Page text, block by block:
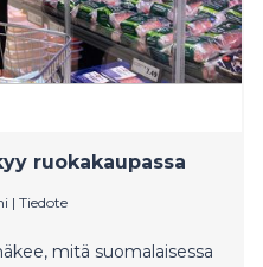
ruokakaupassa
| Tiedote
mitä suomalaisessa